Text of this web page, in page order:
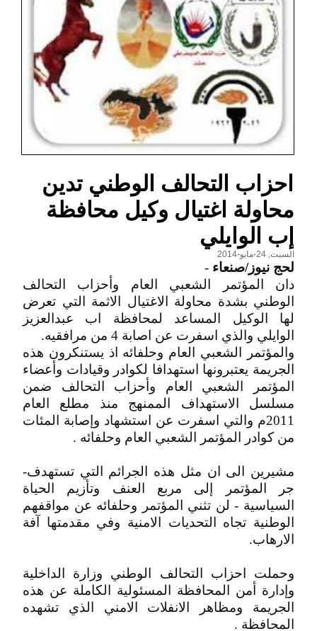
احزاب التحالف الوطني تدين
محاولة اغتيال وكيل محافظة
إب الوايلي
السبت, 24-مايو-2014
لحج نيوز/صنعاء -
دان المؤتمر الشعبي العام وأحزاب التحالف
الوطني بشدة محاولة الاغتيال الاثمة التي تعرض
لها الوكيل المساعد لمحافظة اب عبدالعزيز
الوايلي والذي اسفرت عن اصابة 4 من مرافقيه.
والمؤتمر الشعبي العام وحلفائه اذ يستنكرون هذه
الجريمة يعتبرونها استهدافا لكوادر وقيادات وأعضاء
المؤتمر الشعبي العام وأحزاب التحالف ضمن
مسلسل الاستهداف الممنهج منذ مطلع العام
2011م والتي اسفرت عن استشهاد وإصابة المئات
من كوادر المؤتمر الشعبي العام وحلفائه .
مشيرين الى ان مثل هذه الجرائم التي تستهدف-
جر المؤتمر إلى مربع العنف وتأزيم الحياة
السياسية - لن تثني المؤتمر وحلفائه عن مواقفهم
الوطنية تجاه التحديات الامنية وفي مقدمتها آفة
الارهاب.
وحملت احزاب التحالف الوطني وزارة الداخلية
وإدارة أمن المحافظة المسئولية الكاملة عن هذه
الجريمة ومظاهر الانفلات الامني الذي تشهده
المحافظة .